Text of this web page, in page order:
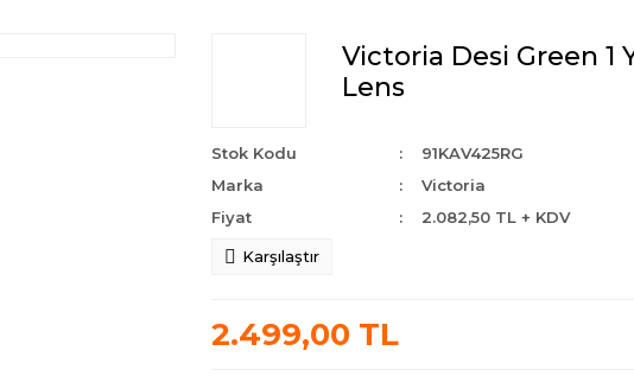
Victoria Desi Green 1
Lens
Stok Kodu
91KAV425RG
Marka
Victoria
Fiyat
2.082,50 TL + KDV
Karşılaştır
2.499,00 TL